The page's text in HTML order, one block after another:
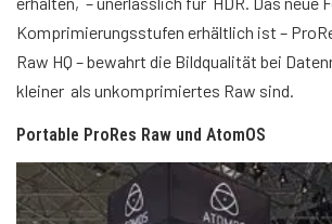
Komprimierungsstufen erhältlich ist –
Raw HQ – bewahrt die Bildqualität bei
kleiner als unkomprimiertes Raw sind.
Portable ProRes Raw und AtomOS